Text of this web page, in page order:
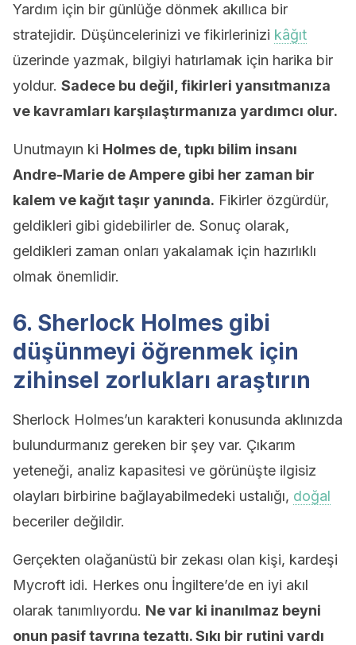
Yardım için bir günlüğe dönmek akıllıca bir
stratejidir. Düşüncelerinizi ve fikirlerinizi kâğıt
üzerinde yazmak, bilgiyi hatırlamak için harika bir
yoldur. Sadece bu değil, fikirleri yansıtmanıza
ve kavramları karşılaştırmanıza yardımcı olur.
Unutmayın ki Holmes de, tıpkı bilim insanı
Andre-Marie de Ampere gibi her zaman bir
kalem ve kağıt taşır yanında. Fikirler özgürdür,
geldikleri gibi gidebilirler de. Sonuç olarak,
geldikleri zaman onları yakalamak için hazırlıklı
olmak önemlidir.
6. Sherlock Holmes gibi
düşünmeyi öğrenmek için
zihinsel zorlukları araştırın
Sherlock Holmes’un karakteri konusunda aklınızda
bulundurmanız gereken bir şey var. Çıkarım
yeteneği, analiz kapasitesi ve görünüşte ilgisiz
olayları birbirine bağlayabilmedeki ustalığı, doğal
beceriler değildir.
Gerçekten olağanüstü bir zekası olan kişi, kardeşi
Mycroft idi. Herkes onu İngiltere’de en iyi akıl
olarak tanımlıyordu. Ne var ki inanılmaz beyni
onun pasif tavrına tezattı. Sıkı bir rutini vardı